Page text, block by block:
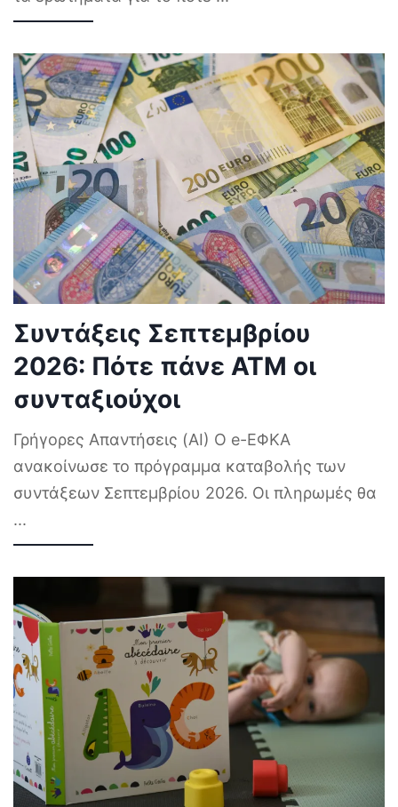
Συντάξεις Σεπτεμβρίου
2026: Πότε πάνε ΑΤΜ οι
συνταξιούχοι
Γρήγορες Απαντήσεις (AI) Ο e-ΕΦΚΑ
ανακοίνωσε το πρόγραμμα καταβολής των
συντάξεων Σεπτεμβρίου 2026. Οι πληρωμές θα
...